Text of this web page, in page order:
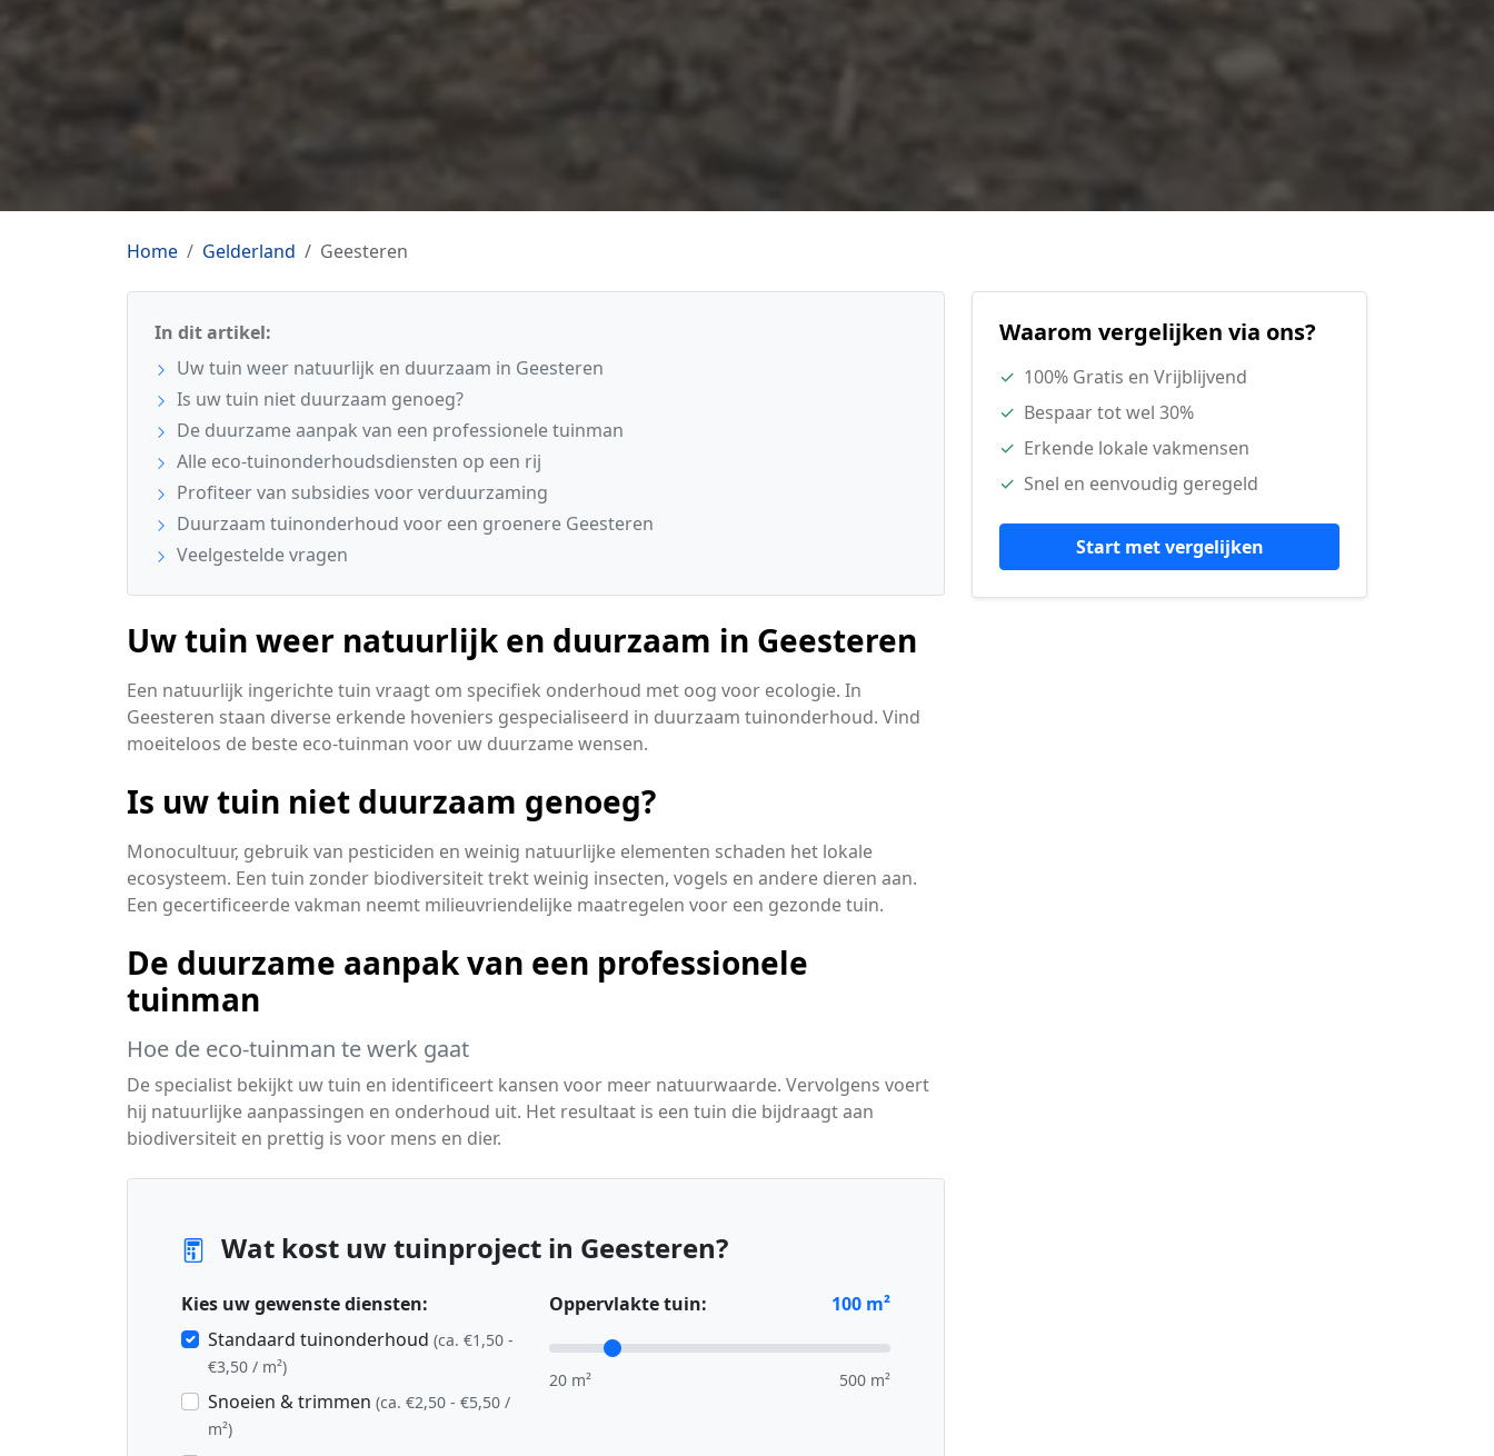
Home Gelderland Geesteren
In dit artikel:
Uw tuin weer natuurlijk en duurzaam in Geesteren
Is uw tuin niet duurzaam genoeg?
De duurzame aanpak van een professionele tuinman
Alle eco-tuinonderhoudsdiensten op een rij
Profiteer van subsidies voor verduurzaming
Duurzaam tuinonderhoud voor een groenere Geesteren
Veelgestelde vragen
Uw tuin weer natuurlijk en duurzaam in Geesteren
Een natuurlijk ingerichte tuin vraagt om specifiek onderhoud met oog voor ecologie. In
Geesteren staan diverse erkende hoveniers gespecialiseerd in duurzaam tuinonderhoud. Vind
moeiteloos de beste eco-tuinman voor uw duurzame wensen.
Is uw tuin niet duurzaam genoeg?
Monocultuur, gebruik van pesticiden en weinig natuurlijke elementen schaden het lokale
ecosysteem. Een tuin zonder biodiversiteit trekt weinig insecten, vogels en andere dieren aan.
Een gecertificeerde vakman neemt milieuvriendelijke maatregelen voor een gezonde tuin.
De duurzame aanpak van een professionele
tuinman
Hoe de eco-tuinman te werk gaat
De specialist bekijkt uw tuin en identificeert kansen voor meer natuurwaarde. Vervolgens voert
hij natuurlijke aanpassingen en onderhoud uit. Het resultaat is een tuin die bijdraagt aan
biodiversiteit en prettig is voor mens en dier.
Wat kost uw tuinproject in Geesteren?
Kies uw gewenste diensten:
Standaard tuinonderhoud (ca. €1,50 -
€3,50 / m²)
Snoeien & trimmen (ca. €2,50 - €5,50 /
m²)
Oppervlakte tuin: 100 m²
20 m² 500 m²
Waarom vergelijken via ons?
✓ 100% Gratis en Vrijblijvend
✓ Bespaar tot wel 30%
✓ Erkende lokale vakmensen
✓ Snel en eenvoudig geregeld
Start met vergelijken